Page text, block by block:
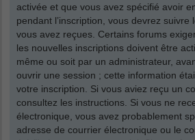
activée et que vous avez spécifié avoir
pendant l’inscription, vous devrez suivre
vous avez reçues. Certains forums
les nouvelles inscriptions doivent être
même ou soit par un administrateur,
ouvrir une session ; cette information
votre inscription. Si vous aviez reçu un
consultez les instructions. Si vous ne
électronique, vous avez probablement
adresse de courrier électronique ou le